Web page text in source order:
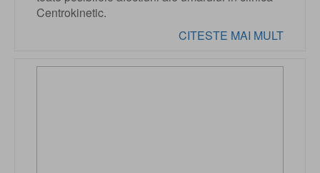
Centrokinetic.
CITESTE MAI MULT